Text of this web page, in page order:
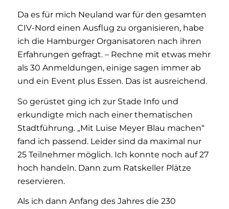
Da es für mich Neuland war für den gesamten
CIV-Nord einen Ausflug zu organisieren, habe
ich die Hamburger Organisatoren nach ihren
Erfahrungen gefragt. – Rechne mit etwas mehr
als 30 Anmeldungen, einige sagen immer ab
und ein Event plus Essen. Das ist ausreichend.
So gerüstet ging ich zur Stade Info und
erkundigte mich nach einer thematischen
Stadtführung. „Mit Luise Meyer Blau machen“
fand ich passend. Leider sind da maximal nur
25 Teilnehmer möglich. Ich konnte noch auf 27
hoch handeln. Dann zum Ratskeller Plätze
reservieren.
Als ich dann Anfang des Jahres die 230